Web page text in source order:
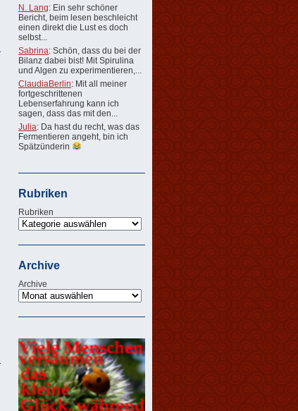
N. Lang: Ein sehr schöner
Bericht, beim lesen beschleicht
einen direkt die Lust es doch
selbst...
Sabrina: Schön, dass du bei der
Bilanz dabei bist! Mit Spirulina
und Algen zu experimentieren,...
ClaudiaBerlin: Mit all meiner
fortgeschrittenen
Lebenserfahrung kann ich
sagen, dass das mit den...
Julia: Da hast du recht, was das
Fermentieren angeht, bin ich
Spätzünderin
Rubriken
Rubriken
Archive
Archive